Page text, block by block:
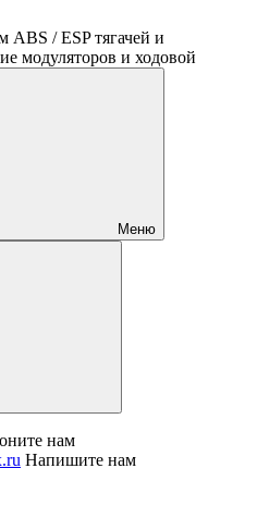
ABS / ESP тягачей и
модуляторов и ходовой
Меню
нам
Напишите нам